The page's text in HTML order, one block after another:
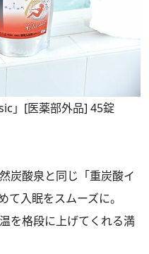
」[医薬部外品] 45錠
炭酸泉と同じ「重炭酸イ
て入眠をスムーズに。
を格段に上げてくれる満